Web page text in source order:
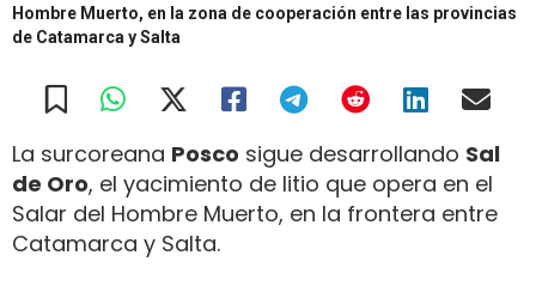
Hombre Muerto, en la zona de cooperación entre las provincias
de Catamarca y Salta
La surcoreana Posco sigue desarrollando Sal
de Oro, el yacimiento de litio que opera en el
Salar del Hombre Muerto, en la frontera entre
Catamarca y Salta.